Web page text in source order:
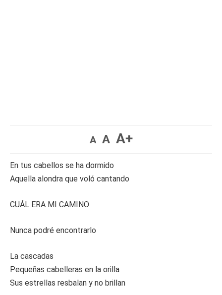
A A A+
En tus cabellos se ha dormido
Aquella alondra que voló cantando
CUÁL ERA MI CAMINO
Nunca podré encontrarlo
La cascadas
Pequeñas cabelleras en la orilla
Sus estrellas resbalan y no brillan